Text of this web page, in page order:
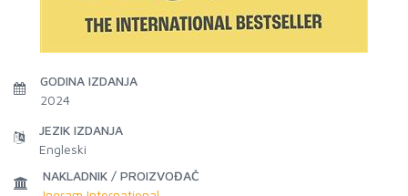
GODINA IZDANJA
2024
JEZIK IZDANJA
Engleski
NAKLADNIK / PROIZVOĐAČ